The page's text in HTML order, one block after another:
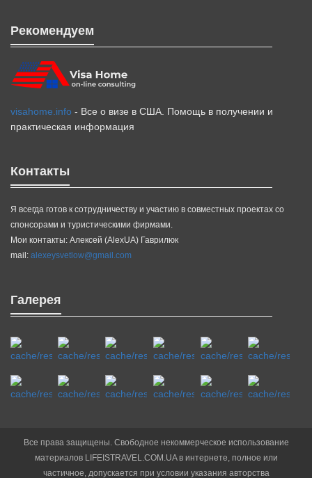
Рекомендуем
visahome.info - Все о визе в США. Помощь в получении и
практическая информация
Контакты
Я всегда готов к сотрудничеству и участию в совместных проектах со
спонсорами и туристическими фирмами.
Мои контакты: Алексей (AlexUA) Гаврилюк
mail: alexeysvetlow@gmail.com
Галерея
Все права защищены. Свободное некоммерческое использование
материалов LIFEISTRAVEL.COM.UA в интернете, полное или
частичное, допускается при условии указания авторства